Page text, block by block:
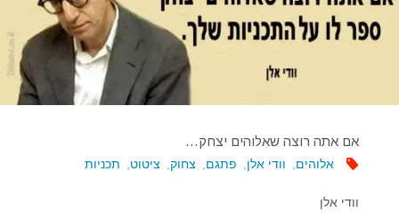
למות…"
אם אתה רוצה שאלוהים יצחק…
אלוהים, וודי אלן, פתגם, צחוק, ציטוט, תכניות
וודי אלן